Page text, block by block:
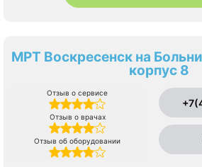
МРТ Воскресенск на
корпус 8
Отзыв о сервисе
Отзыв о врачах
Отзыв об оборудовании